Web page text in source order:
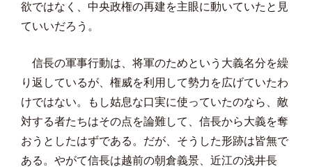
欲ではなく、中央政権の再建を主眼に動いていたと見
ていいだろう。
信長の軍事行動は、将軍のためという大義名分を繰
り返しているが、権威を利用して勢力を広げていたわ
けではない。もし姑息な口実に使っていたのなら、敵
対する者たちはその点を論難して、信長から大義を奪
おうとしたはずである。だが、そうした形跡は皆無で
ある。やがて信長は越前の朝倉義景、近江の浅井長